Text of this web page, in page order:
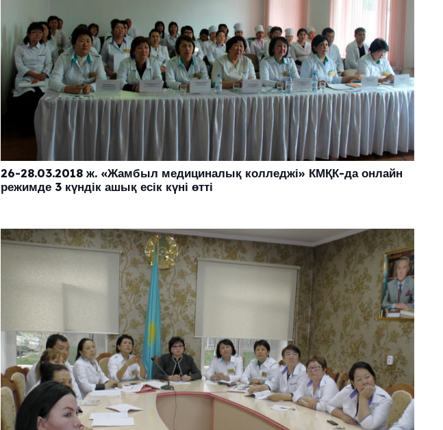
26-28.03.2018 ж. «Жамбыл медициналық колледжі» КМҚК-да онлайн
режимде 3 күндік ашық есік күні өтті